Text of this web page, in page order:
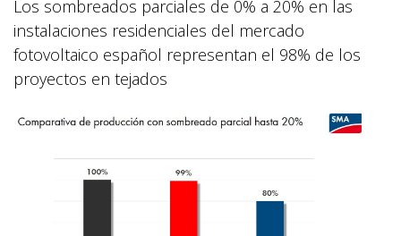
Los sombreados parciales de 0% a 20% en las
instalaciones residenciales del mercado
fotovoltaico español representan el 98% de los
proyectos en tejados